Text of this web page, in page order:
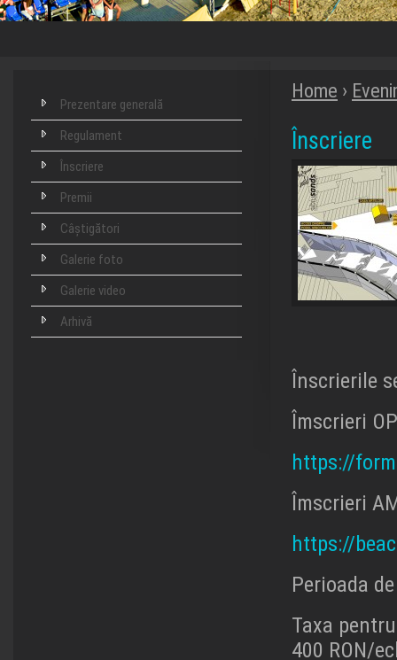
Prezentare generală
Regulament
Înscriere
Premii
Câștigători
Galerie foto
Galerie video
Arhivă
Home ›
Înscriere
Înscrierile
Îmscrieri
https://
Îmscrieri
https://
Perioada
Taxa
400 RON/